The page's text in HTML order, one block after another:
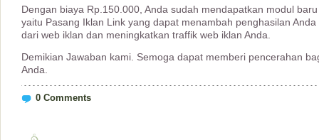
Dengan biaya Rp.150.000, Anda sudah mendapatkan modul baru
yaitu Pasang Iklan Link yang dapat menambah penghasilan Anda
dari web iklan dan meningkatkan traffik web iklan Anda.
Demikian Jawaban kami. Semoga dapat memberi pencerahan
Anda.
0 Comments